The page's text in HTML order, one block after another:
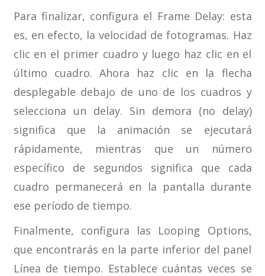
Para finalizar, configura el Frame Delay: esta
es, en efecto, la velocidad de fotogramas. Haz
clic en el primer cuadro y luego haz clic en el
último cuadro. Ahora haz clic en la flecha
desplegable debajo de uno de los cuadros y
selecciona un delay. Sin demora (no delay)
significa que la animación se ejecutará
rápidamente, mientras que un número
específico de segundos significa que cada
cuadro permanecerá en la pantalla durante
ese período de tiempo.
Finalmente, configura las Looping Options,
que encontrarás en la parte inferior del panel
Línea de tiempo. Establece cuántas veces se